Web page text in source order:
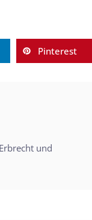
Pinterest
und